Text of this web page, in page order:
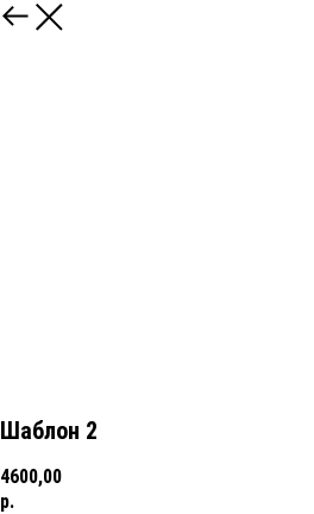
Шаблон 2
4600,00
р.